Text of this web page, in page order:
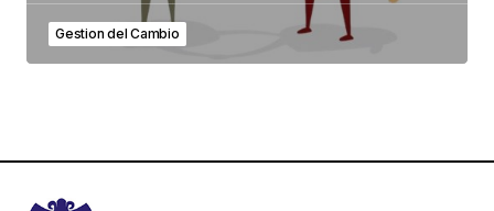
Gestion del Cambio